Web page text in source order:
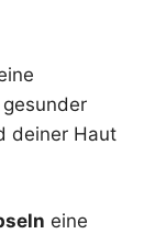
deiner Haut
eine